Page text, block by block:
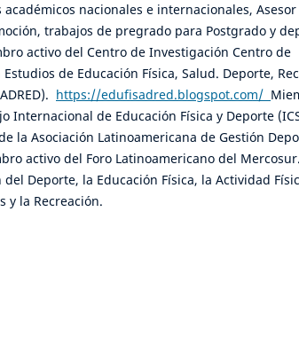
académicos nacionales e internacionales,
trabajos de pregrado para Postgrado y
activo del Centro de Investigación Centro de
de Educación Física, Salud. Deporte,
https://edufisadred.blogspot.com/
Internacional de Educación Física y Deporte
la Asociación Latinoamericana de Gestión
activo del Foro Latinoamericano del
Deporte, la Educación Física, la Actividad
y la Recreación.